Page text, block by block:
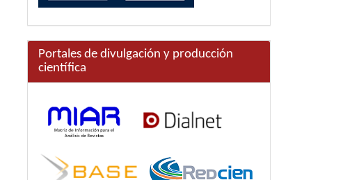
Portales de divulgación y producción
científica